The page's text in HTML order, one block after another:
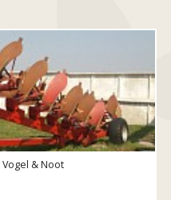
& Noot